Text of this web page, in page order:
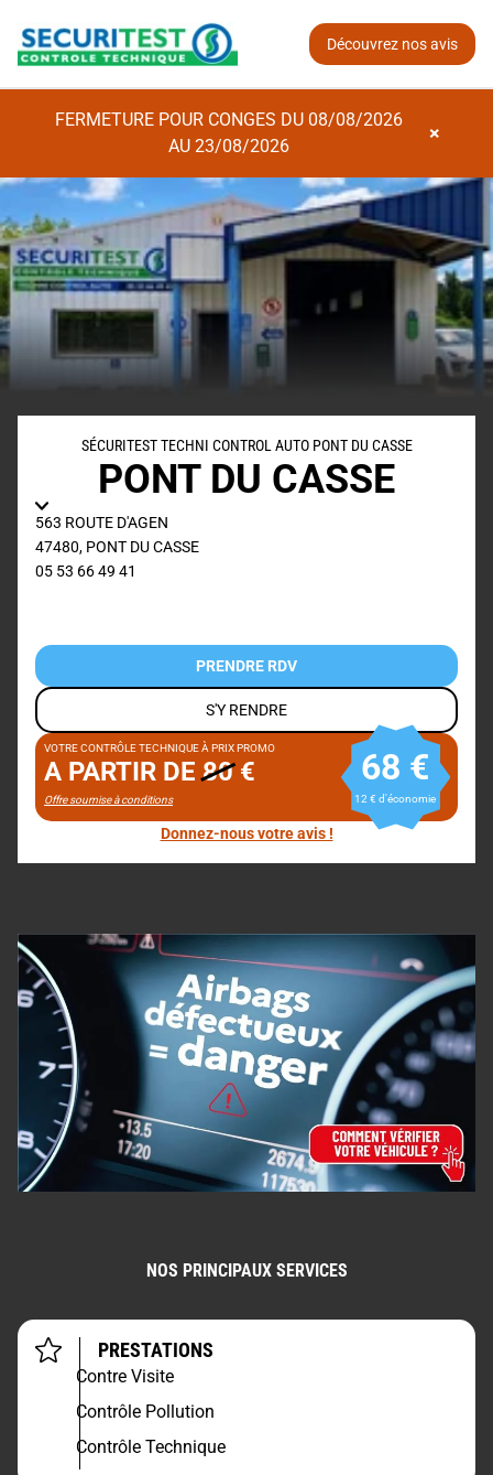
Découvrez nos avis
FERMETURE POUR CONGES DU 08/08/2026
AU 23/08/2026
×
SÉCURITEST TECHNI CONTROL AUTO PONT DU CASSE
PONT DU CASSE
563 ROUTE D'AGEN
47480, PONT DU CASSE
05 53 66 49 41
PRENDRE RDV
S'Y RENDRE
VOTRE CONTRÔLE TECHNIQUE À PRIX PROMO
A PARTIR DE80€
Offre soumise à conditions
68 €
12 € d'économie
Donnez-nous votre avis !
NOS PRINCIPAUX SERVICES
PRESTATIONS
Contre Visite
Contrôle Pollution
Contrôle Technique